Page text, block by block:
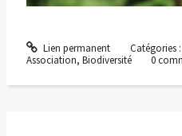
Lien permanent Catégories :
Association, Biodiversité 0